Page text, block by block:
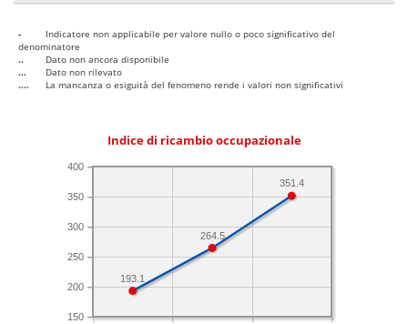
-
Indicatore non applicabile per valore nullo o poco significativo del
denominatore
..
Dato non ancora disponibile
...
Dato non rilevato
....
La mancanza o esiguità del fenomeno rende i valori non significativi
Indice di ricambio occupazionale
150
200
250
300
350
400
351.4
264.5
193.1